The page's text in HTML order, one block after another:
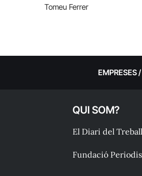
Tomeu Ferrer
EMPRESES
QUI SOM?
El Diari del Treball
Fundació